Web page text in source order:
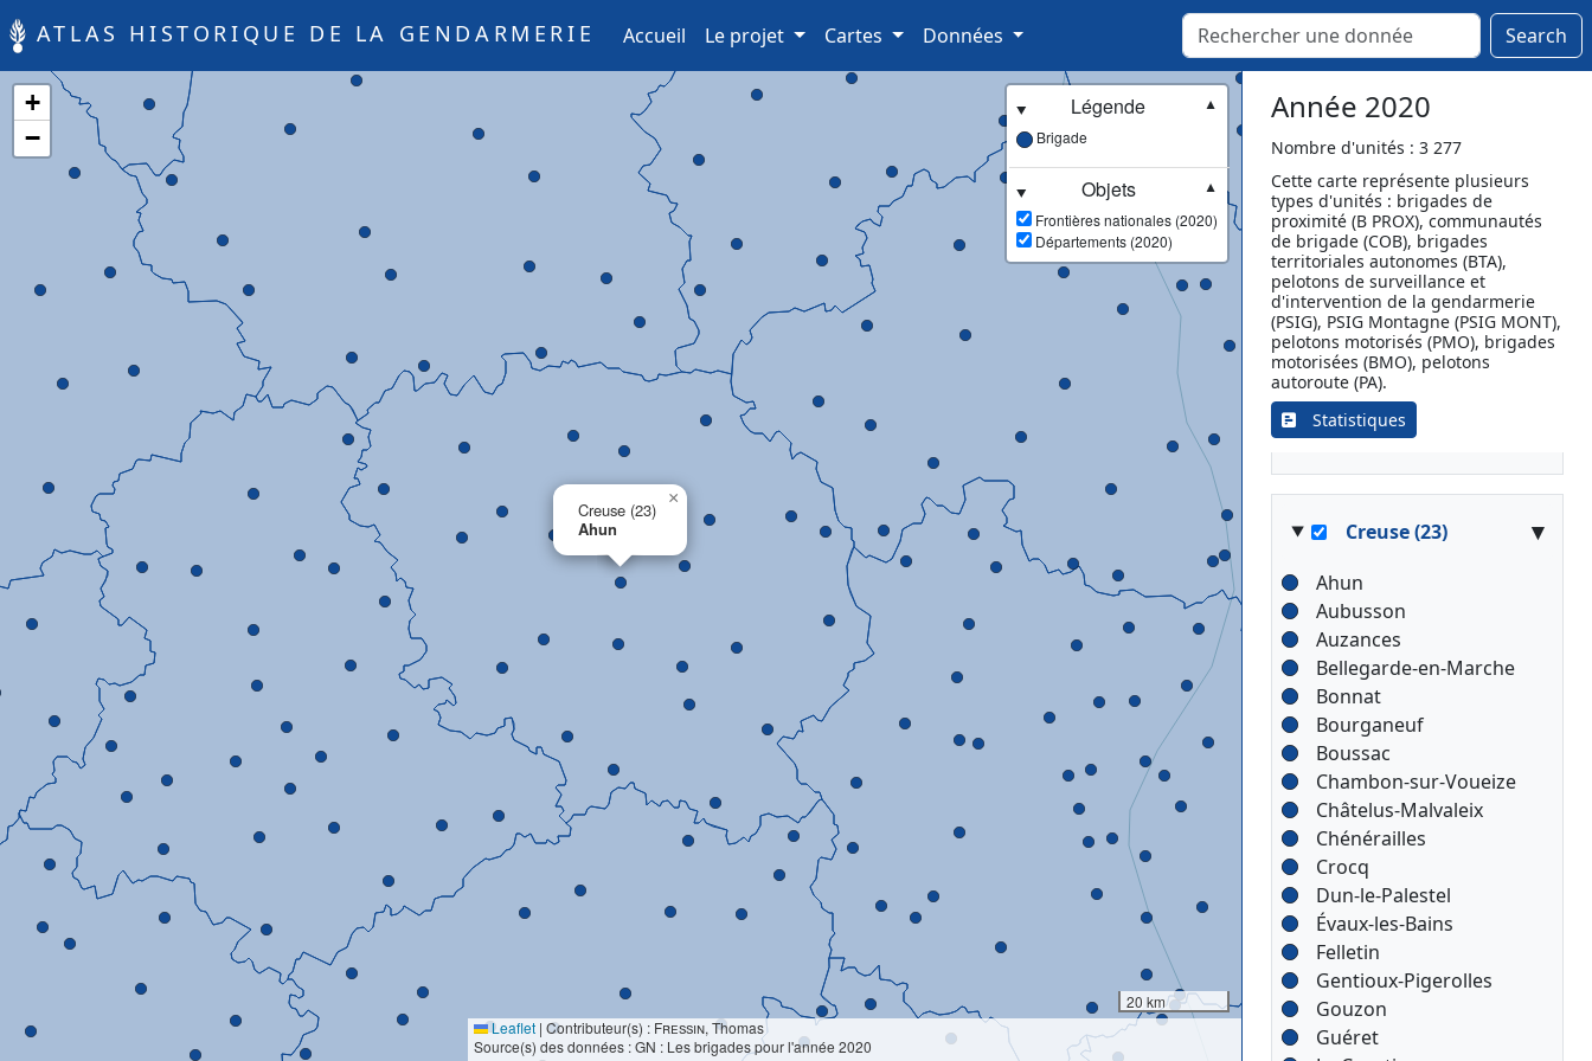
ATLAS HISTORIQUE DE LA GENDARMERIE Accueil (current)
Le projet Cartes Données Search
Creuse (23)
Ahun
×
+
−
Légende
▼
Brigade
Objets
▼
Frontières nationales (2020)
Départements (2020)
20 km
Leaflet | Contributeur(s) : Fressin, Thomas
Source(s) des données : GN : Les brigades pour l'année 2020
Année 2020
Nombre d'unités : 3 277
Cette carte représente plusieurs
types d'unités : brigades de
proximité (B PROX), communautés
de brigade (COB), brigades
territoriales autonomes (BTA),
pelotons de surveillance et
d'intervention de la gendarmerie
(PSIG), PSIG Montagne (PSIG MONT),
pelotons motorisés (PMO), brigades
motorisées (BMO), pelotons
autoroute (PA).
Statistiques
Plémet
Plénée-Jugon
Pléneuf-Val-André
Plestin-les-Grèves
Plouagat
Plouaret
Plouguenast
Plouha
Plœuc-L'Hermitage
Pontrieux
Quintin
Rostrenen
Saint-Brieuc
Saint-Nicolas-du-Pélem
Tréguier
Creuse (23) ▾
Ahun
Aubusson
Auzances
Bellegarde-en-Marche
Bonnat
Bourganeuf
Boussac
Chambon-sur-Voueize
Châtelus-Malvaleix
Chénérailles
Crocq
Dun-le-Palestel
Évaux-les-Bains
Felletin
Gentioux-Pigerolles
Gouzon
Guéret